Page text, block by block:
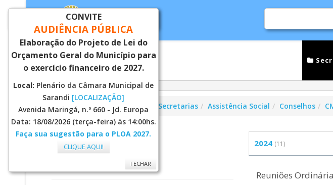
Você está aqui: Página Principal Secretarias Assistência Social Conselhos
CMDCA 2024 (11)
Reuniões
CONVITE
AUDIÊNCIA PÚBLICA
Elaboração do Projeto de Lei do
Orçamento Geral do Município para
o exercício financeiro de 2027.
Local: Plenário da Câmara Municipal de
Sarandi [LOCALIZAÇÃO]
Avenida Maringá, n.º 660 - Jd. Europa
Data: 18/08/2026 (terça-feira) às 14:00hs.
Faça sua sugestão para o PLOA 2027.
CLIQUE AQUI!
FECHAR